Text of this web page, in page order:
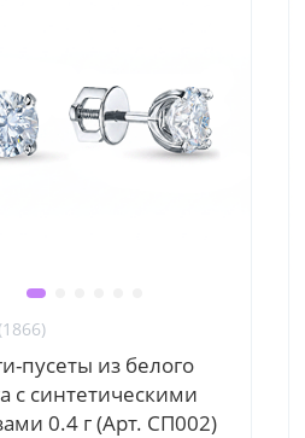
пусеты из белого
с синтетическими
0.4 г (Арт. СП002)